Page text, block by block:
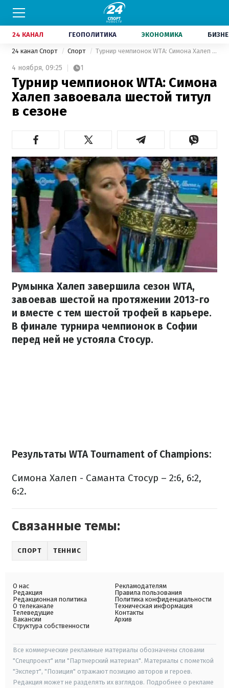
24 КАНАЛ ГЕОПОЛИТИКА ЭКОНОМИКА
24 канал Спорт Спорт Турнир чемпионок WTA: Симона Халеп завоевала шестой титул в сезоне
4 ноября, 09:25 1
Турнир чемпионок WTA: Симона
Халеп завоевала шестой титул
в сезоне
Румынка Халеп завершила сезон WTA,
завоевав шестой на протяжении 2013-го
и вместе с тем шестой трофей в карьере.
В финале турнира чемпионок в Софии
перед ней не устояла Стосур.
Результаты WTA Tournament of Champions:
Симона Халеп - Саманта Стосур – 2:6, 6:2,
6:2.
Связанные темы:
СПОРТ ТЕННИС
О нас
Редакция
Редакционная политика
О телеканале
Телеведущие
Вакансии
Структура собственности
Рекламодателям
Правила пользования
Политика конфиденциальности
Техническая информация
Контакты
Архив
Все коммерческие рекламные материалы обозначены словами
"Спецпроект" или "Партнерский материал". Материалы с пометкой
"Эксперт", "Позиция" отражают позицию авторов и героев.
Редакция может не разделять их взглядов. Подробнее о рекламе